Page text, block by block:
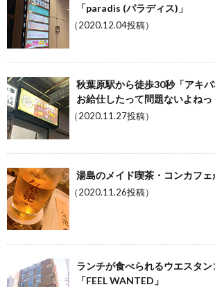
「paradis (パラディス)」
（2020.12.04投稿）
秋葉原駅から徒歩30秒「アキ
お給仕したって問題ないよねっ
（2020.11.27投稿）
湯島のメイド喫茶・コンカフェ
（2020.11.26投稿）
ランチが食べられるウエスタ
「FEEL WANTED」